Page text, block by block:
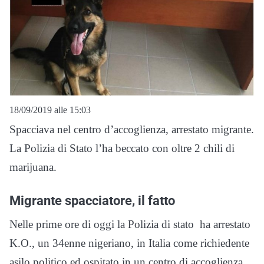
18/09/2019 alle 15:03
Spacciava nel centro d’accoglienza, arrestato migrante.
La Polizia di Stato l’ha beccato con oltre 2 chili di
marijuana.
Migrante spacciatore, il fatto
Nelle prime ore di oggi la Polizia di stato ha arrestato
K.O., un 34enne nigeriano, in Italia come richiedente